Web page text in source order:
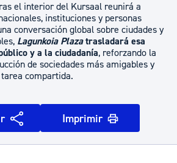
el interior del Kursaal reunirá a
instituciones y personas
conversación global sobre ciudades y
Lagunkoia Plazatrasladará esa
y a la ciudadanía, reforzando la
de sociedades más amigables y
compartida.
Imprimir